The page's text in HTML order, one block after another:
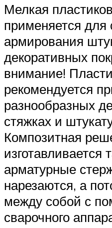
Мелкая
применяется для
армирования
декоративных
внимание!
рекомендуется
разнообразных
стяжках и
Композитная
изготавливается
арматурные
нарезаются, а
между собой с
сварочного